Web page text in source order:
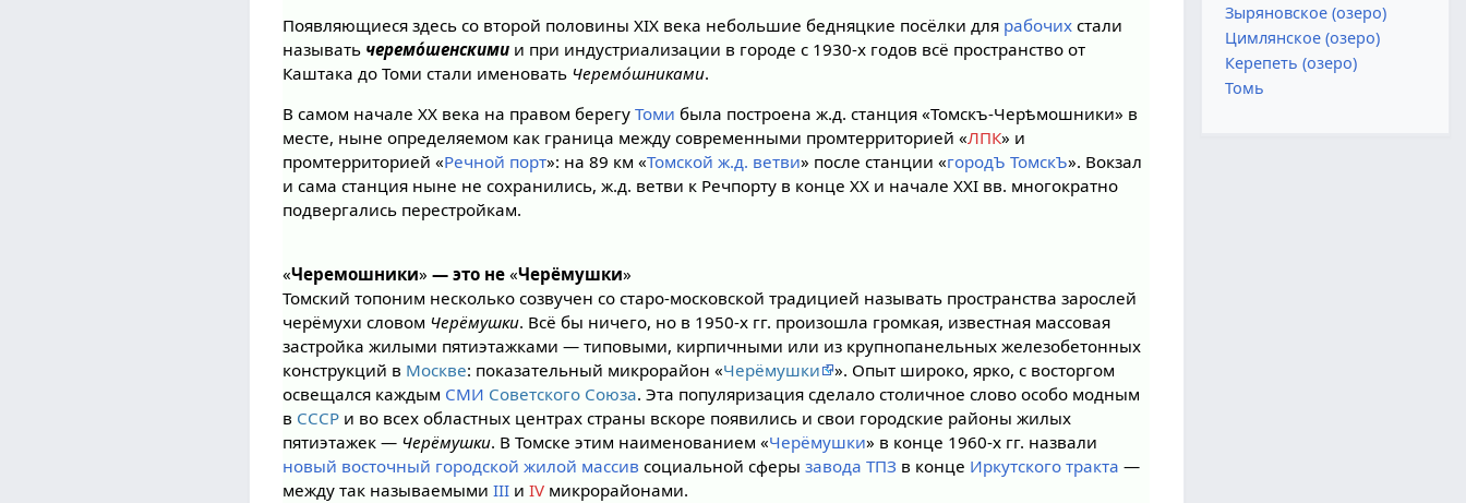
Появляющиеся здесь со второй половины XIX века небольшие бедняцкие посёлки для рабочих стали
называть черемо́шенскими и при индустриализации в городе с 1930-х годов всё пространство от
Каштака до Томи стали именовать Черемо́шниками.
В самом начале XX века на правом берегуТоми была построена ж.д. станция «Томскъ-Черѣмошники» в
месте, ныне определяемом как граница между современными промтерриторией «ЛПК» и
промтерриторией «Речной порт»: на 89 км «Томской ж.д. ветви» после станции «городЪ ТомскЪ». Вокзал
и сама станция ныне не сохранились, ж.д. ветви к Речпорту в конце XX и начале XXI вв. многократно
подвергались перестройкам.
«Черемошники»— это не «Черёмушки»
Томский топоним несколько созвучен со старо-московской традицией называть пространства зарослей
черёмухи словом Черёмушки. Всё бы ничего, но в 1950-х гг. произошла громкая, известная массовая
застройка жилыми пятиэтажками — типовыми, кирпичными или из крупнопанельных железобетонных
конструкций в Москве: показательный микрорайон «Черёмушки
». Опыт широко, ярко, с восторгом
освещался каждым СМИ Советского Союза. Эта популяризация сделало столичное слово особо модным
в СССР и во всех областных центрах страны вскоре появились и свои городские районы жилых
пятиэтажек — Черёмушки. В Томске этим наименованием «Черёмушки» в конце 1960-х гг. назвали
новый восточный городской жилой массив социальной сферызавода ТПЗ в конце Иркутского тракта —
между так называемымиIII иIV микрорайонами.
Зыряновское (озеро)
Цимлянское (озеро)
Керепеть (озеро)
Томь